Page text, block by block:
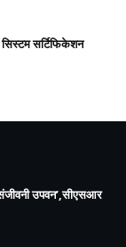
सिस्टम सर्टिफिकेशन
उपवन’,सीएसआर